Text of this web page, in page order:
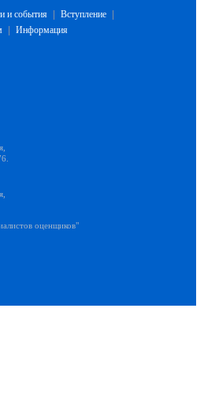
и события Вступление
Информация
оценщиков"